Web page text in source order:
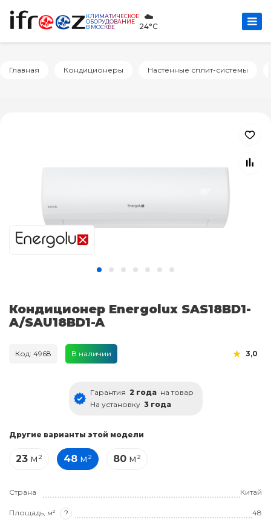
КЛИМАТИЧЕСКОЕ
ОБОРУДОВАНИЕ
В МОСКВЕ
☁️
24°C
Главная Кондиционеры Настенные сплит-системы
Кондиционер Energolux SAS18BD1-
A/SAU18BD1-A
Код: 4968 В наличии 3,0
Гарантия 2 года на товар
На установку 3 года
Другие варианты этой модели
23 м² 48 м² 80 м²
Страна Китай
Площадь, м² ? 48